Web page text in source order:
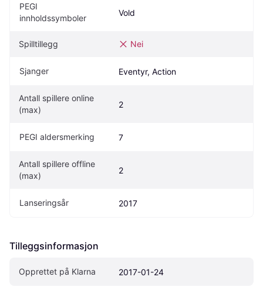
PEGI
innholdssymboler
Vold
Spilltillegg Nei
Sjanger Eventyr, Action
Antall spillere online
(max)
2
PEGI aldersmerking 7
Antall spillere offline
(max)
2
Lanseringsår 2017
Tilleggsinformasjon
Opprettet på Klarna 2017-01-24